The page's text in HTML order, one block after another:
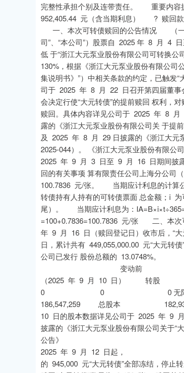
完整性承担个别及连带责任。 重要内
952,405.44 元（含当期利息） ? 赎回
一、本次可转债赎回的公告情况 （一
司”、“本公司”）股票自 2025 年 8 月 4
低 于“浙江大元泵业股份有限公司
130%，根据《浙江大元泵业股份有
集说明书》”）中相关条款的约定，已触
司于 2025 年 8 月 22 日召开第四届董事
会决定行使“大元转债”的提前赎回 权利，
赎回。具体内容详见公司于 2025 年 8 月
露的《浙江大元泵业股份有限公司关
及 2025 年 8 月 29 日披露的《浙江大元
2025-044）。 《浙江大元泵业股份有限公
2025 年 9 月 3 日至 9 月 16 日期间披
回的有关事项 算有限责任公司上海分公司
100.7836 元/张。 当期应计利息的计算
转债持有人持有的可转债票面 总金额；i
尾）。 当期应计利息为：
=100+0.7836=100.7836 元/张 二、本
年 9 月 16 日（赎回登记日）收市后
日，累计共有 449,055,000.00 元“大元转
公司已发行 股份
变动前 本次
（2025 年 9 月 10 日） 转
0 0 0 无限售条件流
186,547,259 总股本
10 日的股本数据详见公司于 2025 年 9
披露的《浙江大元泵业股份有限公司关于“
公告》 （公告编号：
2025 年 9 月 12 日起， “大元
的 945,000 元“大元转债”全部冻结，